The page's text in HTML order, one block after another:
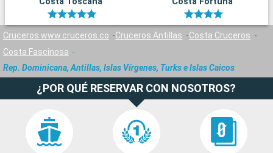
Cruceros www.cruceros.co Cruceros Antillas
Costa Cruceros
Costa Fascinosa
Rep. Dominicana, Antillas, Islas Vírgenes, Turks e Islas Caicos
¿POR QUÉ RESERVAR CON NOSOTROS?